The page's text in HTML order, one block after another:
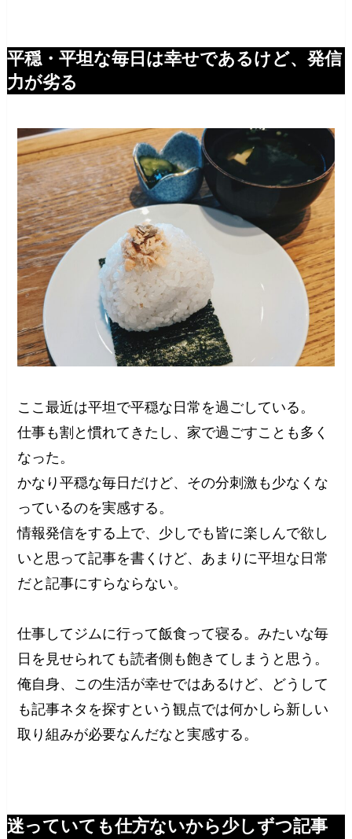
平穏・平坦な毎日は幸せであるけど、発信
力が劣る
ここ最近は平坦で平穏な日常を過ごしている。
仕事も割と慣れてきたし、家で過ごすことも多く
なった。
かなり平穏な毎日だけど、その分刺激も少なくな
っているのを実感する。
情報発信をする上で、少しでも皆に楽しんで欲し
いと思って記事を書くけど、あまりに平坦な日常
だと記事にすらならない。
仕事してジムに行って飯食って寝る。みたいな毎
日を見せられても読者側も飽きてしまうと思う。
俺自身、この生活が幸せではあるけど、どうして
も記事ネタを探すという観点では何かしら新しい
取り組みが必要なんだなと実感する。
迷っていても仕方ないから少しずつ記事